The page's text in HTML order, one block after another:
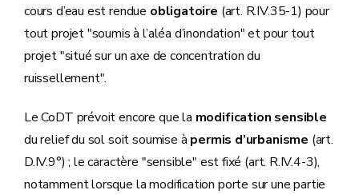
cours d’eau est rendue obligatoire (art. R.IV.35-1) pour
tout projet "soumis à l’aléa d’inondation" et pour tout
projet "situé sur un axe de concentration du
ruissellement".
Le CoDT prévoit encore que la modification sensible
du relief du sol soit soumise à permis d’urbanisme (art.
D.IV.9°) ; le caractère "sensible" est fixé (art. R.IV.4-3),
notamment lorsque la modification porte sur une partie